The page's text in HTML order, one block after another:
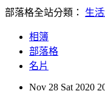
部落格全站分類： 生
相簿
部落格
名片
Nov 28 Sat 2020